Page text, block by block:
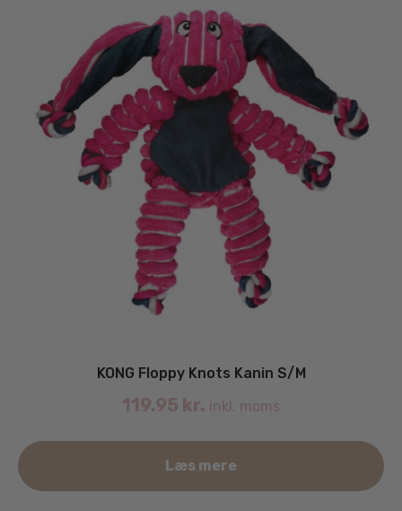
KONG Floppy Knots Kanin S/M
119.95 kr. inkl. moms
Læs mere